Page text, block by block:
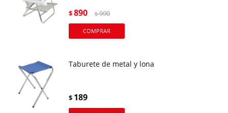
$890 $ 990
Taburete de metal y lona
$ 189